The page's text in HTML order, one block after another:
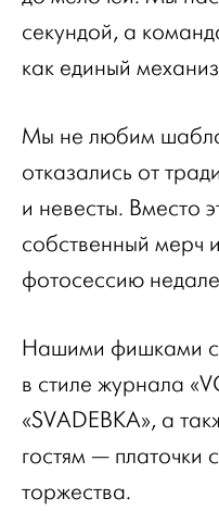
секундой, а
как единый
Мы не любим
отказались от
и невесты. Вместо
собственный мерч
фотосессию
Нашими фишками
в стиле журнала
«SVADEBKA», а
гостям — платочки
торжества.